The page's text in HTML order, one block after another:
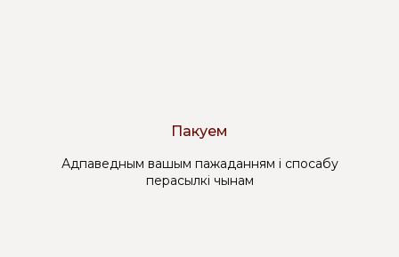
Пакуем
Адпаведным вашым пажаданням і спосабу
перасылкі чынам